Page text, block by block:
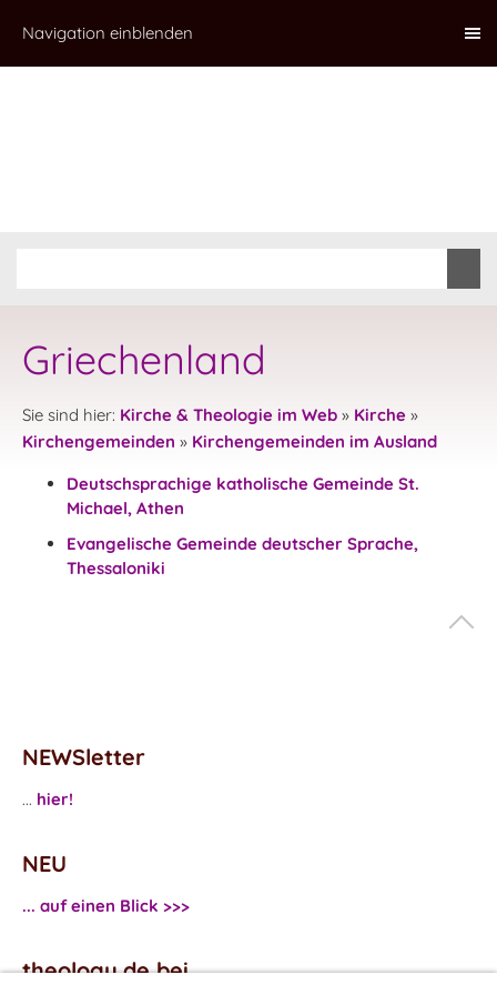
Navigation einblenden
Griechenland
Sie sind hier: Kirche & Theologie im Web » Kirche »
Kirchengemeinden » Kirchengemeinden im Ausland
Deutschsprachige katholische Gemeinde St.
Michael, Athen
Evangelische Gemeinde deutscher Sprache,
Thessaloniki
NEWSletter
... hier!
NEU
... auf einen Blick >>>
theology.de bei